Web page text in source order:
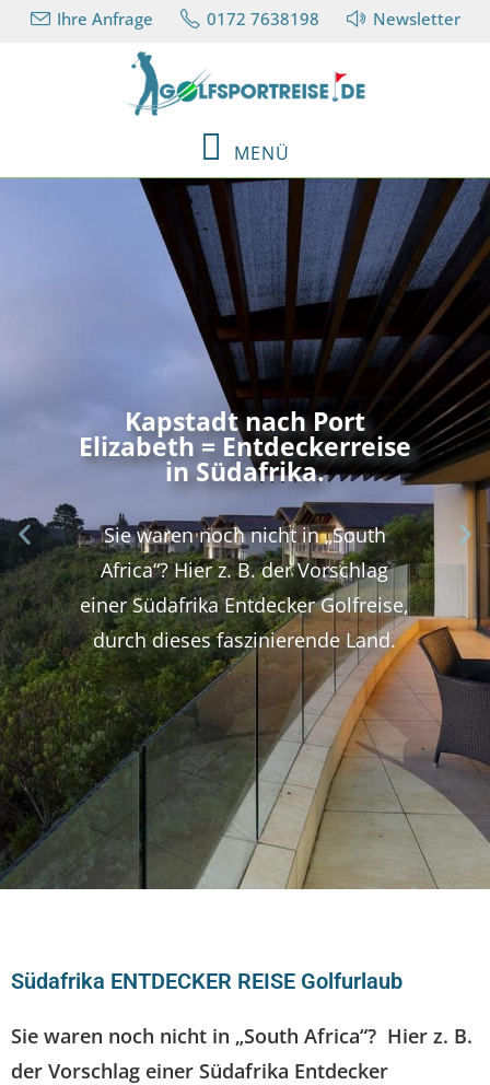
Ihre Anfrage 0172 7638198 Newsletter
MENÜ
Kapstadt nach Port
Elizabeth = Entdeckerreise
in Südafrika.
Sie waren noch nicht in „South
Africa“? Hier z. B. der Vorschlag
einer Südafrika Entdecker Golfreise,
durch dieses faszinierende Land.
Südafrika ENTDECKER REISE Golfurlaub
Sie waren noch nicht in „South Africa“? Hier z. B.
der Vorschlag einer Südafrika Entdecker